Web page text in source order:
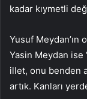
kadar kıymetli
Yusuf Meydan’ın
Yasin Meydan
illet, onu benden
artık. Kanları